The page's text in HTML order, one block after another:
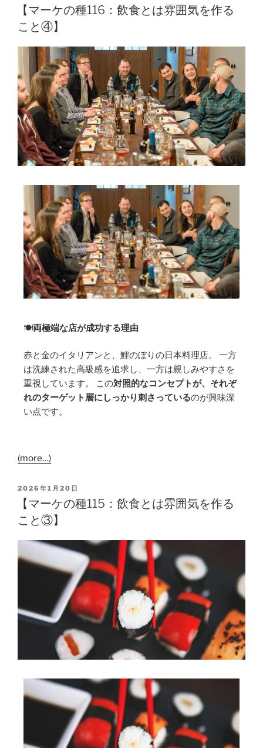
【マーケの種116：飲食とは雰囲気を作る
こと④】
🍽️両極端な店が成功する理由
赤と金のイタリアンと、鯉のぼりの日本料理店。 一方
は洗練された高級感を追求し、一方は親しみやすさを
重視しています。 この対照的なコンセプトが、それぞ
れのターゲット層にしっかり刺さっているのが興味深
い点です。
(more…)
2026年1月20日
【マーケの種115：飲食とは雰囲気を作る
こと③】